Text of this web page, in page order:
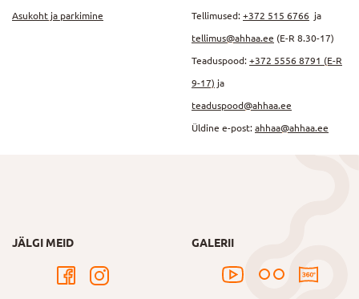
Asukoht ja parkimine Tellimused: +372 515 6766 ja
tellimus@ahhaa.ee (E-R 8.30-17)
Teaduspood: +372 5556 8791 (E-R
9-17) ja
teaduspood@ahhaa.ee
Üldine e-post: ahhaa@ahhaa.ee
JÄLGI MEID GALERII